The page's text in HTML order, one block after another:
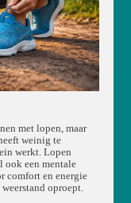
met lopen, maar
weinig te
werkt. Lopen
ook een mentale
comfort en energie
oproept.